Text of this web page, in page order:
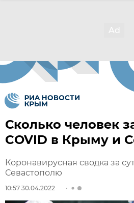
Сколько человек
COVID в Крыму и
Коронавирусная сводка за
Севастополю
10:57 30.04.2022